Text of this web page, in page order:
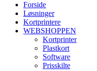
Forside
Løsninger
Kortprintere
WEBSHOPPEN
Kortprinter
Plastkort
Software
Prisskilte